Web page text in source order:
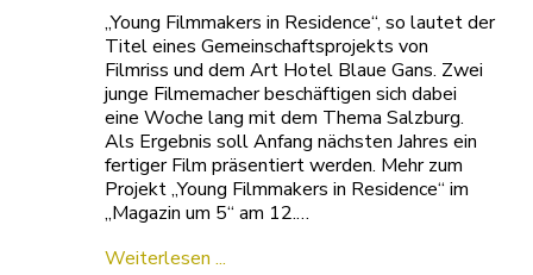
„Young Filmmakers in Residence“, so lautet der
Titel eines Gemeinschaftsprojekts von
Filmriss und dem Art Hotel Blaue Gans. Zwei
junge Filmemacher beschäftigen sich dabei
eine Woche lang mit dem Thema Salzburg.
Als Ergebnis soll Anfang nächsten Jahres ein
fertiger Film präsentiert werden. Mehr zum
Projekt „Young Filmmakers in Residence“ im
„Magazin um 5“ am 12.…
Weiterlesen ...